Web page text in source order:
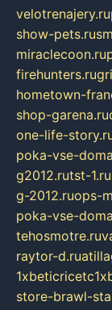
velotrenajery.ru
show-pets.ru
miraclecoon.ru
firehunters.ru
hometown-
shop-garena.ru
one-life-
poka-vse-
g2012.rutst-1.ru
g-2012.ruops-
poka-vse-
tehosmotre.ru
raytor-d.ru
store-brawl-